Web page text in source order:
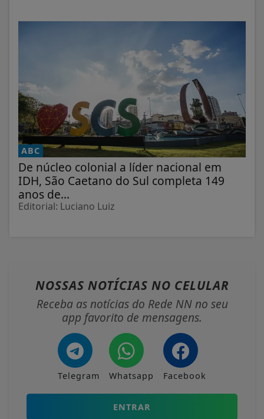
ABC
De núcleo colonial a líder nacional em
IDH, São Caetano do Sul completa 149
anos de...
Editorial: Luciano Luiz
NOSSAS NOTÍCIAS NO CELULAR
Receba as notícias do Rede NN no seu
app favorito de mensagens.
Telegram Whatsapp Facebook
ENTRAR